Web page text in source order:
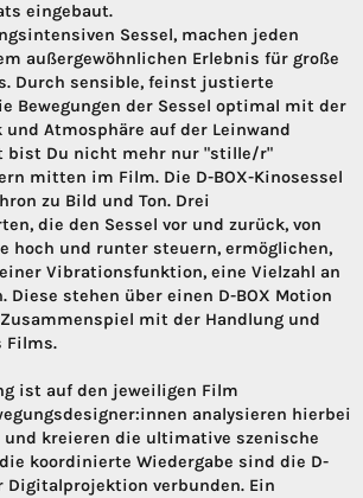
eingebaut.
Sessel, machen jeden
außergewöhnlichen Erlebnis für große
Durch sensible, feinst justierte
Bewegungen der Sessel optimal mit der
und Atmosphäre auf der Leinwand
bist Du nicht mehr nur "stille/r"
mitten im Film. Die D-BOX-Kinosessel
zu Bild und Ton. Drei
die den Sessel vor und zurück, von
hoch und runter steuern, ermöglichen,
Vibrationsfunktion, eine Vielzahl an
Diese stehen über einen D-BOX Motion
mit der Handlung und
Films.
ist auf den jeweiligen Film
analysieren hierbei
und kreieren die ultimative szenische
koordinierte Wiedergabe sind die D-
Digitalprojektion verbunden. Ein